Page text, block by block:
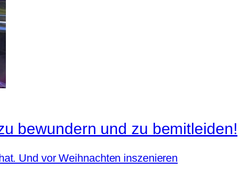
bewundern und zu bemitleiden!
Und vor Weihnachten inszenieren